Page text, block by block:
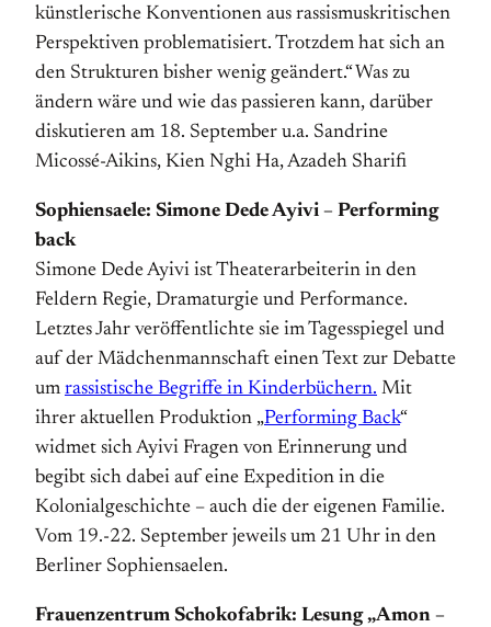
künstlerische Konventionen aus rassismuskritischen
Perspektiven problematisiert. Trotzdem hat sich an
den Strukturen bisher wenig geändert.“ Was zu
ändern wäre und wie das passieren kann, darüber
diskutieren am 18. September u.a. Sandrine
Micossé-Aikins, Kien Nghi Ha, Azadeh Sharifi
Sophiensaele: Simone Dede Ayivi – Performing
back
Simone Dede Ayivi ist Theaterarbeiterin in den
Feldern Regie, Dramaturgie und Performance.
Letztes Jahr veröffentlichte sie im Tagesspiegel und
auf der Mädchenmannschaft einen Text zur Debatte
um rassistische Begriffe in Kinderbüchern. Mit
ihrer aktuellen Produktion „Performing Back“
widmet sich Ayivi Fragen von Erinnerung und
begibt sich dabei auf eine Expedition in die
Kolonialgeschichte – auch die der eigenen Familie.
Vom 19.-22. September jeweils um 21 Uhr in den
Berliner Sophiensaelen.
Frauenzentrum Schokofabrik: Lesung „Amon –